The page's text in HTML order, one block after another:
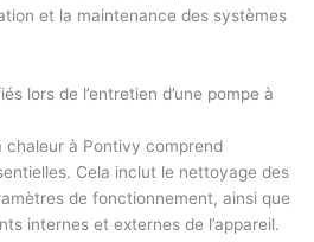
et la maintenance des systèmes
lors de l’entretien d’une pompe à
chaleur à Pontivy comprend
Cela inclut le nettoyage des
de fonctionnement, ainsi que
internes et externes de l’appareil.